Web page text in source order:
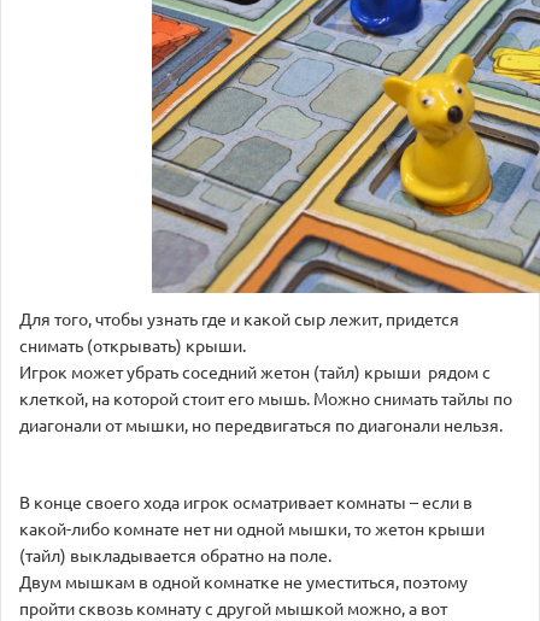
Для того, чтобы узнать где и какой сыр лежит, придется
снимать (открывать) крыши.
Игрок может убрать соседний жетон (тайл) крыши рядом с
клеткой, на которой стоит его мышь. Можно снимать тайлы по
диагонали от мышки, но передвигаться по диагонали нельзя.
В конце своего хода игрок осматривает комнаты – если в
какой-либо комнате нет ни одной мышки, то жетон крыши
(тайл) выкладывается обратно на поле.
Двум мышкам в одной комнатке не уместиться, поэтому
пройти сквозь комнату с другой мышкой можно, а вот